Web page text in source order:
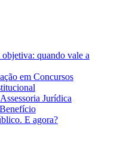
quando vale a
em Concursos
Jurídica
E agora?